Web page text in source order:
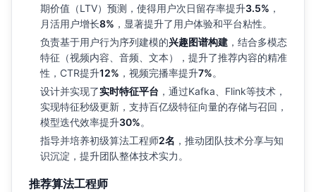
期价值（LTV）预测，使得用户次日留存率提升3.5% ，
月活用户增长8% ，显著提升了用户体验和平台粘性。
负责基于用户行为序列建模的兴趣图谱构建 ，结合多模态
特征（视频内容、音频、文本），提升了推荐内容的精准
性，CTR提升12% ，视频完播率提升7%。
设计并实现了实时特征平台 ，通过Kafka、Flink等技术，
实现特征秒级更新，支持百亿级特征向量的存储与召回，
模型迭代效率提升30%。
指导并培养初级算法工程师2名 ，推动团队技术分享与知
识沉淀，提升团队整体技术实力。
推荐算法工程师